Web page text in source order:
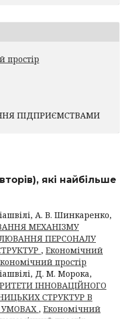
простір
ПІДПРИЄМСТВАМИ
які найбільше
А. В. Шинкаренко,
МЕХАНІЗМУ
ПЕРСОНАЛУ
, Економічний
простір
Д. М. Морока,
ІННОВАЦІЙНОГО
СТРУКТУР В
, Економічний